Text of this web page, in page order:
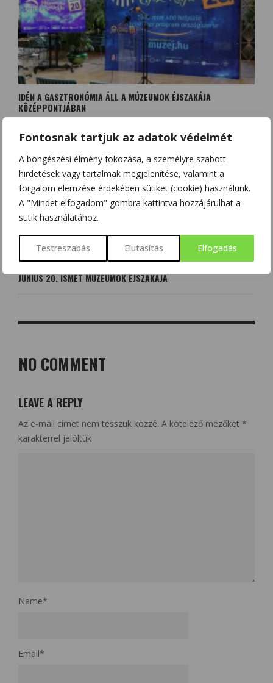
Fontosnak tartjuk az adatok védelmét
A böngészési élmény fokozása, a személyre szabott
hirdetések vagy tartalmak megjelenítése, valamint a
forgalom elemzése érdekében sütiket (cookie) használunk.
A "Mindet elfogadom" gombra kattintva hozzájárulhat a
sütik használatához.
Testreszabás Elutasítás Elfogadás
IDÉN A GASZTRONÓMIA ÁLL A MÚZEUMOK ÉJSZAKÁJA
KÖZÉPPONTJÁBAN
JÚNIUS 20. ISMÉT MÚZEUMOK ÉJSZAKÁJA
NO COMMENT
LEAVE A REPLY
Az e-mail címet nem tesszük közzé. A kötelező mezőket *
karakterrel jelöltük
Name*
Email*